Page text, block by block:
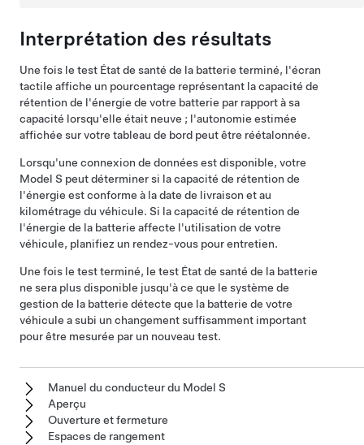
Interprétation des résultats
Une fois le test État de santé de la batterie terminé, l'écran
tactile affiche un pourcentage représentant la capacité de
rétention de l'énergie de votre batterie par rapport à sa
capacité lorsqu'elle était neuve ; l'autonomie estimée
affichée sur votre tableau de bord peut être réétalonnée.
Lorsqu'une connexion de données est disponible, votre
Model S peut déterminer si la capacité de rétention de
l'énergie est conforme à la date de livraison et au
kilométrage du véhicule. Si la capacité de rétention de
l'énergie de la batterie affecte l'utilisation de votre
véhicule, planifiez un rendez-vous pour entretien.
Une fois le test terminé, le test État de santé de la batterie
ne sera plus disponible jusqu'à ce que le système de
gestion de la batterie détecte que la batterie de votre
véhicule a subi un changement suffisamment important
pour être mesurée par un nouveau test.
Manuel du conducteur du Model S
Aperçu
Ouverture et fermeture
Espaces de rangement